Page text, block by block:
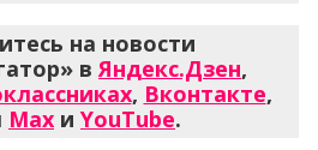
на новости
вЯндекс.Дзен,
, Вконтакте,
Max и YouTube.